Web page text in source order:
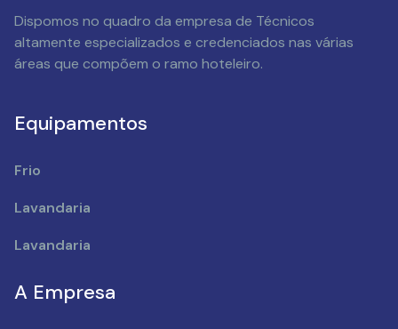
Dispomos no quadro da empresa de Técnicos
altamente especializados e credenciados nas várias
áreas que compõem o ramo hoteleiro.
Equipamentos
Frio
Lavandaria
Lavandaria
A Empresa